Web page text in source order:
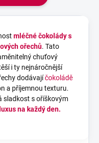
mléčné čokoládys
ořechů. Tato
chuťový
i ty nejnáročnější
dodávajíčokoládě
a příjemnou texturu.
sladkost s oříškovým
na každý den.